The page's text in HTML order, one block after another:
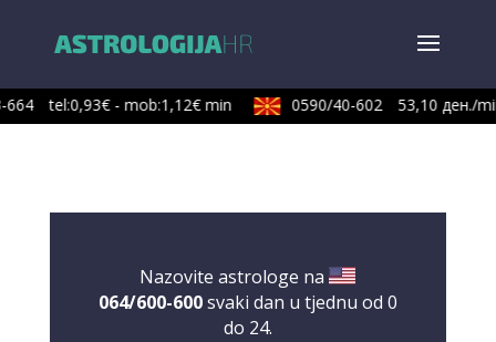
tel:0,93€ - mob:1,12€ min 0590/40-602 53,10 ден./min
Nazovite astrologe na
064/600-600svaki dan u tjednu od 0
do 24.